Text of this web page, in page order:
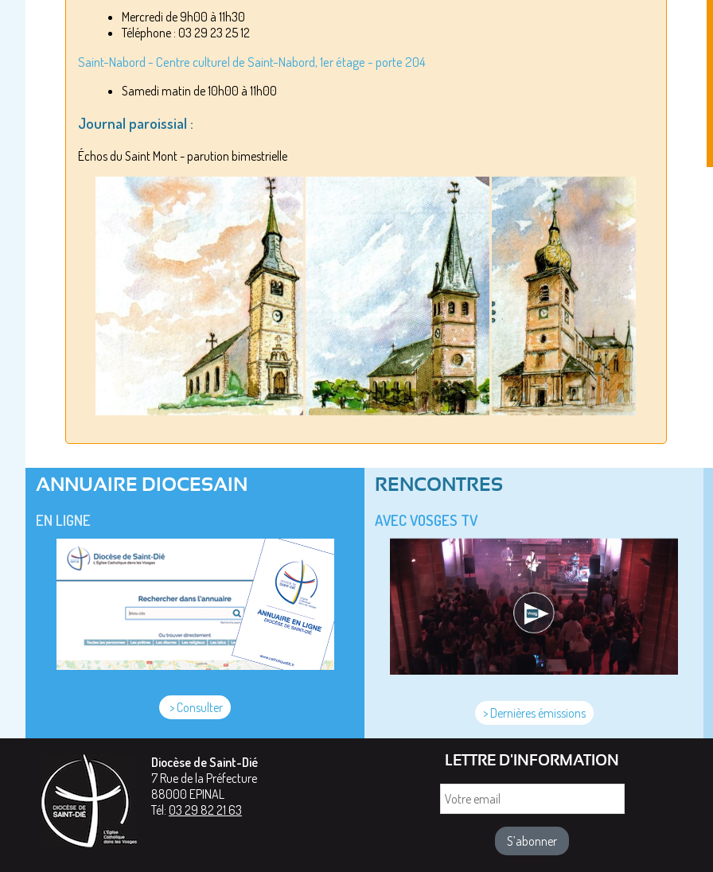
Mercredi de 9h00 à 11h30
Téléphone : 03 29 23 25 12
Saint-Nabord - Centre culturel de Saint-Nabord, 1er étage - porte 204
Samedi matin de 10h00 à 11h00
Journal paroissial :
Échos du Saint Mont - parution bimestrielle
ANNUAIRE DIOCESAIN
EN LIGNE
> Consulter
RENCONTRES
AVEC VOSGES TV
> Dernières émissions
Diocèse de Saint-Dié
7 Rue de la Préfecture
88000 EPINAL
Tél: 03 29 82 21 63
LETTRE D'INFORMATION